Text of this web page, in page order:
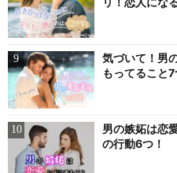
気づいて！男
もってること7
男の嫉妬は恋
の行動6つ！